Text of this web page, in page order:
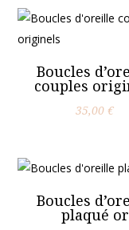
Boucles
couples
35,00€
Boucles
plaqué or